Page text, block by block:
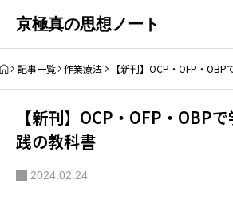
京極真の思想ノート
記事一覧 作業療法 【新刊】OCP・OFP・
【新刊】OCP・OFP・OBP
践の教科書
2024.02.24